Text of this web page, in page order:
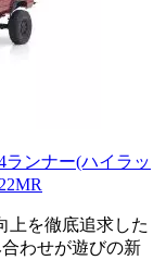
ランナー(ハイラッ
上を徹底追求した
わせが遊びの新